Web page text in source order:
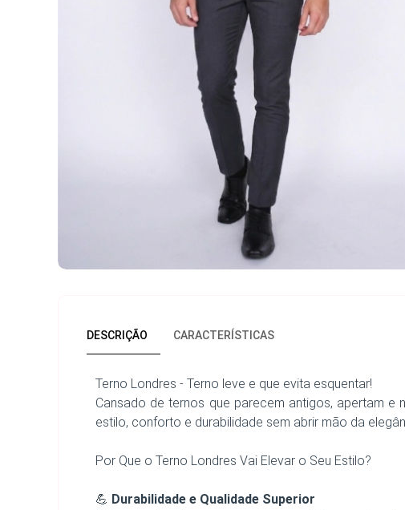
DESCRIÇÃO CARACTERÍSTICAS
Terno Londres - Terno leve e que evita esquentar!
Cansado de ternos que parecem antigos, apertam
estilo, conforto e durabilidade sem abrir mão da
Por Que o Terno Londres Vai Elevar o Seu Estilo?
💪 Durabilidade e Qualidade Superior